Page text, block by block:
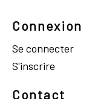
Connexion
Se connecter
S'inscrire
Contact